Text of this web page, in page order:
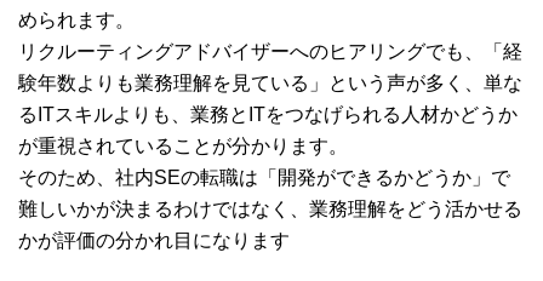
められます。
リクルーティングアドバイザーへのヒアリングでも、「経
験年数よりも業務理解を見ている」という声が多く、単な
るITスキルよりも、業務とITをつなげられる人材かどうか
が重視されていることが分かります。
そのため、社内SEの転職は「開発ができるかどうか」で
難しいかが決まるわけではなく、業務理解をどう活かせる
かが評価の分かれ目になります